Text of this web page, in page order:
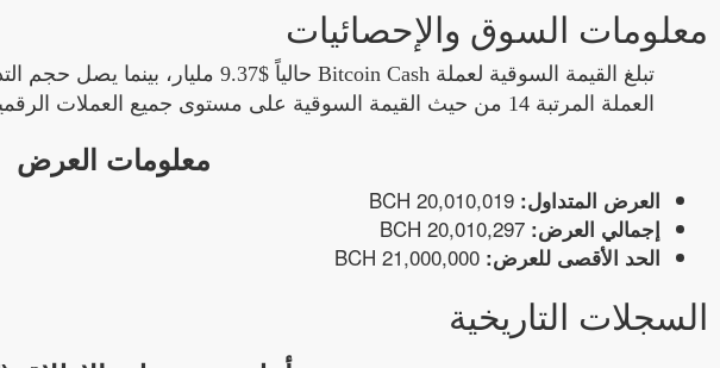
معلومات السوق والإحصائيات
العملة المرتبة 14 من حيث القيمة السوقية على مستوى جميع العملات الرقمية.
معلومات العرض
العرض المتداول: 20,010,019 BCH
إجمالي العرض: 20,010,297 BCH
الحد الأقصى للعرض: 21,000,000 BCH
السجلات التاريخية